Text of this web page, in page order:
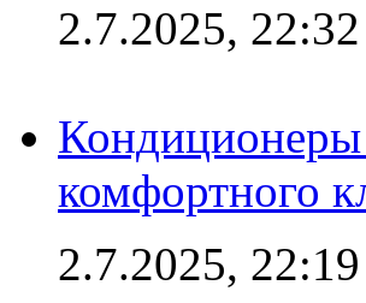
2.7.2025, 22:32
Кондиционеры
комфортного
2.7.2025, 22:19